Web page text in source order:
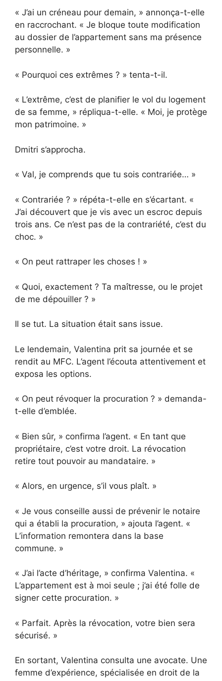
« J’ai un créneau pour demain, » annonça-t-elle
en raccrochant. « Je bloque toute modification
au dossier de l’appartement sans ma présence
personnelle. »
« Pourquoi ces extrêmes ? » tenta-t-il.
« L’extrême, c’est de planifier le vol du logement
de sa femme, » répliqua-t-elle. « Moi, je protège
mon patrimoine. »
Dmitri s’approcha.
« Val, je comprends que tu sois contrariée… »
« Contrariée ? » répéta-t-elle en s’écartant. «
J’ai découvert que je vis avec un escroc depuis
trois ans. Ce n’est pas de la contrariété, c’est du
choc. »
« On peut rattraper les choses ! »
« Quoi, exactement ? Ta maîtresse, ou le projet
de me dépouiller ? »
Il se tut. La situation était sans issue.
Le lendemain, Valentina prit sa journée et se
rendit au MFC. L’agent l’écouta attentivement et
exposa les options.
« On peut révoquer la procuration ? » demanda-
t-elle d’emblée.
« Bien sûr, » confirma l’agent. « En tant que
propriétaire, c’est votre droit. La révocation
retire tout pouvoir au mandataire. »
« Alors, en urgence, s’il vous plaît. »
« Je vous conseille aussi de prévenir le notaire
qui a établi la procuration, » ajouta l’agent. «
L’information remontera dans la base
commune. »
« J’ai l’acte d’héritage, » confirma Valentina. «
L’appartement est à moi seule ; j’ai été folle de
signer cette procuration. »
« Parfait. Après la révocation, votre bien sera
sécurisé. »
En sortant, Valentina consulta une avocate. Une
femme d’expérience, spécialisée en droit de la